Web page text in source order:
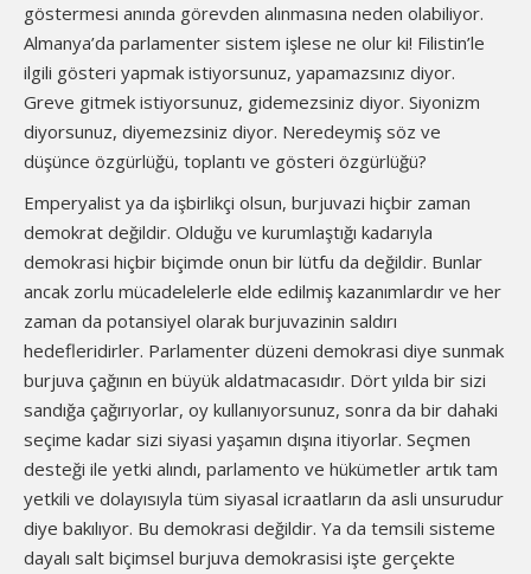
göstermesi anında görevden alınmasına neden olabiliyor.
Almanya’da parlamenter sistem işlese ne olur ki! Filistin’le
ilgili gösteri yapmak istiyorsunuz, yapamazsınız diyor.
Greve gitmek istiyorsunuz, gidemezsiniz diyor. Siyonizm
diyorsunuz, diyemezsiniz diyor. Neredeymiş söz ve
düşünce özgürlüğü, toplantı ve gösteri özgürlüğü?
Emperyalist ya da işbirlikçi olsun, burjuvazi hiçbir zaman
demokrat değildir. Olduğu ve kurumlaştığı kadarıyla
demokrasi hiçbir biçimde onun bir lütfu da değildir. Bunlar
ancak zorlu mücadelelerle elde edilmiş kazanımlardır ve her
zaman da potansiyel olarak burjuvazinin saldırı
hedefleridirler. Parlamenter düzeni demokrasi diye sunmak
burjuva çağının en büyük aldatmacasıdır. Dört yılda bir sizi
sandığa çağırıyorlar, oy kullanıyorsunuz, sonra da bir dahaki
seçime kadar sizi siyasi yaşamın dışına itiyorlar. Seçmen
desteği ile yetki alındı, parlamento ve hükümetler artık tam
yetkili ve dolayısıyla tüm siyasal icraatların da asli unsurudur
diye bakılıyor. Bu demokrasi değildir. Ya da temsili sisteme
dayalı salt biçimsel burjuva demokrasisi işte gerçekte